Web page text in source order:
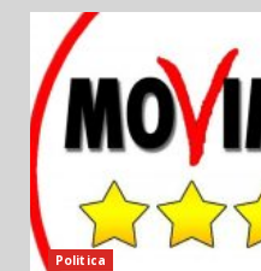
Politica